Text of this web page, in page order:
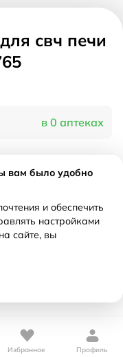
свч печи
в 0 аптеках
Избранное Профиль
вам было удобно
и обеспечить
настройками
сайте, вы